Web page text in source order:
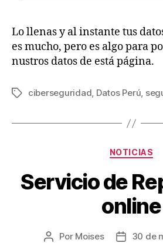
Lo llenas y al instante tus
es mucho, pero es algo para
nustros datos de está página.
Etiquetas
ciberseguridad, Datos Perú,
NOTICIAS
Servicio de
online
Autor
Por Moises
Fecha30 de